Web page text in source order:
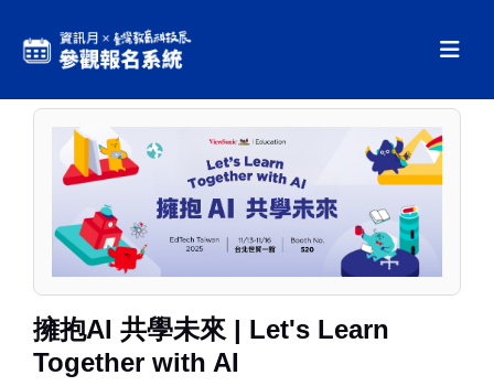
擁抱AI 共學未來 | Let's Learn
Together with AI